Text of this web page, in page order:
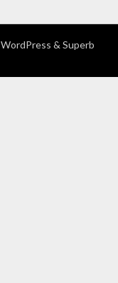
WordPress & Superb